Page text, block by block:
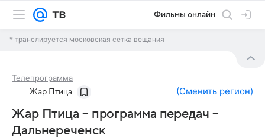
Фильмы онлайн
* транслируется московская сетка вещания
Телепрограмма
Жар Птица (Сменить регион)
Жар Птица – программа передач –
Дальнереченск